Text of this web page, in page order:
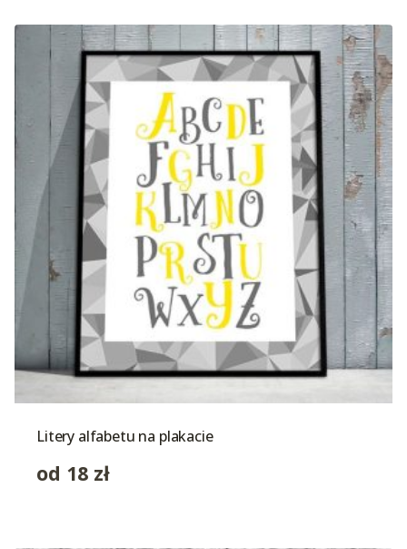
Litery alfabetu na plakacie
od 18 zł